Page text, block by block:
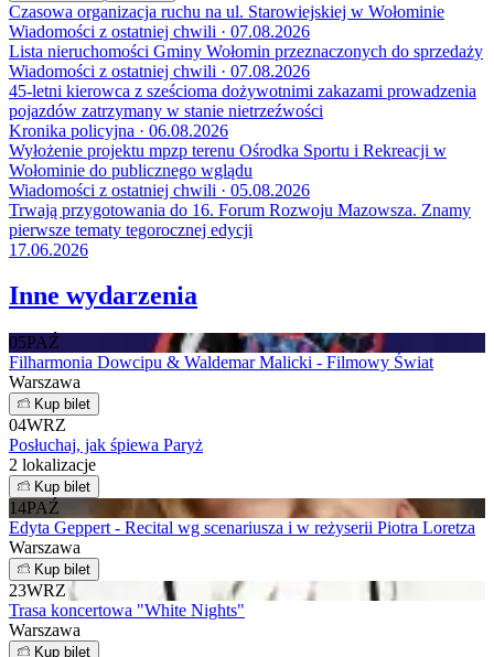
Czasowa organizacja ruchu na ul. Starowiejskiej w Wołominie
Wiadomości z ostatniej chwili · 07.08.2026
Lista nieruchomości Gminy Wołomin przeznaczonych do sprzedaży
Wiadomości z ostatniej chwili · 07.08.2026
45-letni kierowca z sześcioma dożywotnimi zakazami prowadzenia
pojazdów zatrzymany w stanie nietrzeźwości
Kronika policyjna · 06.08.2026
Wyłożenie projektu mpzp terenu Ośrodka Sportu i Rekreacji w
Wołominie do publicznego wglądu
Wiadomości z ostatniej chwili · 05.08.2026
Trwają przygotowania do 16. Forum Rozwoju Mazowsza. Znamy
pierwsze tematy tegorocznej edycji
17.06.2026
Inne wydarzenia
05PAŹ
Filharmonia Dowcipu & Waldemar Malicki - Filmowy Świat
Warszawa
Kup bilet
04WRZ
Posłuchaj, jak śpiewa Paryż
2 lokalizacje
Kup bilet
14PAŹ
Edyta Geppert - Recital wg scenariusza i w reżyserii Piotra Loretza
Warszawa
Kup bilet
23WRZ
Trasa koncertowa "White Nights"
Warszawa
Kup bilet